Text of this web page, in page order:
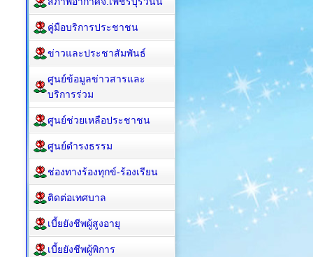
คู่มือบริการประชาชน
ข่าวและประชาสัมพันธ์
ศูนย์ข้อมูลข่าวสารและ
บริการร่วม
ศูนย์ช่วยเหลือประชาชน
ศูนย์ดำรงธรรม
ช่องทางร้องทุกข์-ร้องเรียน
ติดต่อเทศบาล
เบี้ยยังชีพผู้สูงอายุ
เบี้ยยังชีพผู้พิการ